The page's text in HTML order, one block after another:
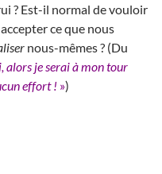
? Est-il normal de vouloir
ce que nous
nous-mêmes ? (Du
alors je serai à mon tour
effort ! »)